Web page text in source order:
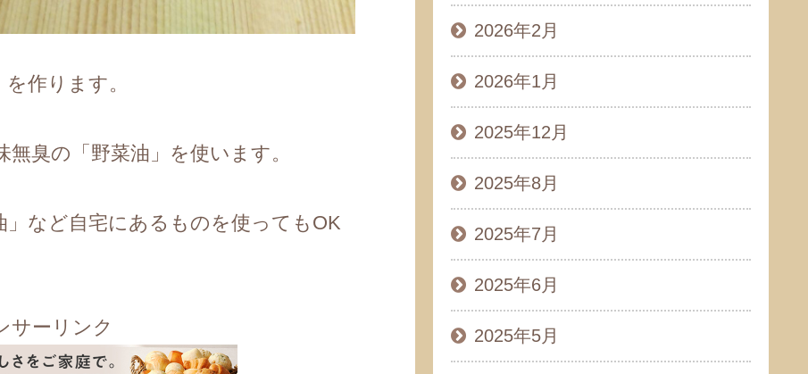
作ります。
臭の「野菜油」を使います。
」など自宅にあるものを使ってもOK
サーリンク
2026年2月
2026年1月
2025年12月
2025年8月
2025年7月
2025年6月
2025年5月